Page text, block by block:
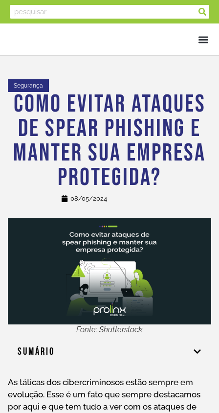
Segurança
Como Evitar Ataques
De Spear Phishing E
Manter Sua Empresa
Protegida?
08/05/2024
Fonte: Shutterstock
Sumário
As táticas dos cibercriminosos estão sempre em
evolução. Esse é um fato que sempre destacamos
por aqui e que tem tudo a ver com os ataques de